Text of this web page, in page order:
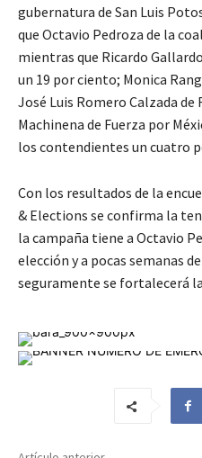
gubernatura de San Luis
que Octavio Pedroza de la
mientras que Ricardo
un 19 por ciento; Monica
José Luis Romero Calzada de
Machinena de Fuerza por
los contendientes un cuatro
Con los resultados de la
& Elections se confirma la
la campaña tiene a Octavio
elección y a pocas semanas
seguramente se fortalecerá